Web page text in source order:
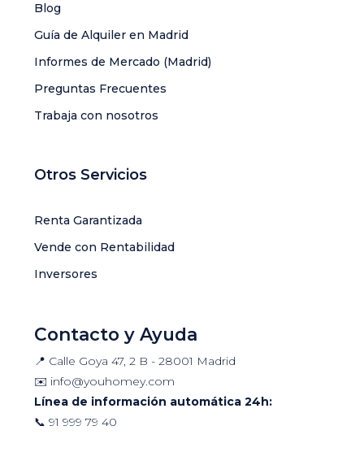
Blog
Guía de Alquiler en Madrid
Informes de Mercado (Madrid)
Preguntas Frecuentes
Trabaja con nosotros
Otros Servicios
Renta Garantizada
Vende con Rentabilidad
Inversores
Contacto y Ayuda
📍 Calle Goya 47, 2 B - 28001 Madrid
✉️ info@youhomey.com
Línea de información automática 24h:
📞 91 999 79 40